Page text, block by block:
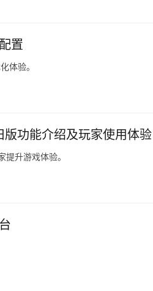
置
体验。
功能介绍及玩家使用体验
升游戏体验。